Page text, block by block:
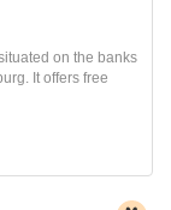
on the banks
It offers free